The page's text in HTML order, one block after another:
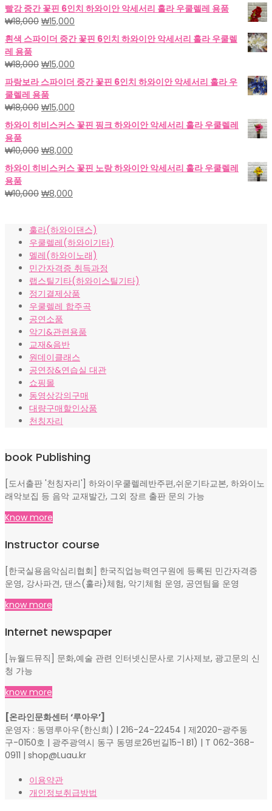
빨강 중간 꽃핀 6인치 하와이안 악세서리 훌라 우쿨렐레 용품
₩18,000 원
래
가
격:
₩18,000.
₩15,000
재
가
₩15,000.
흰색 스파이더 중간 꽃핀 6인치 하와이안 악세서리 훌라 우쿨렐
레 용품
₩18,000 원
래
가
격:
₩18,000.
₩15,000
재
가
₩15,000.
파랑보라 스파이더 중간 꽃핀 6인치 하와이안 악세서리 훌라 우
쿨렐레 용품
₩18,000 원
래
가
격:
₩18,000.
₩15,000
재
가
하와이 히비스커스 꽃핀 핑크 하와이안 악세서리 훌라 우쿨렐레
용품
₩10,000 원
래
가
격:
₩10,000.
₩8,000
재
가
₩8,000.
하와이 히비스커스 꽃핀 노랑 하와이안 악세서리 훌라 우쿨렐레
용품
₩10,000 원
격:
₩10,000.
₩8,000
격:
₩8,000.
훌라(하와이댄스)
우쿨렐레(하와이기타)
멜레(하와이노래)
민간자격증 취득과정
랩스틸기타(하와이스틸기타)
정기결제상품
우쿨렐레 합주곡
공연소품
악기&관련용품
교재&음반
원데이클래스
공연장&연습실 대관
쇼핑몰
동영상강의구매
대량구매할인상품
천칭자리
book Publishing
[도서출판 '천칭자리'] 하와이우쿨렐레반주편,쉬운기타교본, 하와이노
래악보집 등 음악 교재발간, 그외 장르 출판 문의 가능
Know more
Instructor course
[한국실용음악심리협회] 한국직업능력연구원에 등록된 민간자격증
운영, 강사파견, 댄스(훌라)체험, 악기체험 운영, 공연팀을 운영
know more
Internet newspaper
[뉴월드뮤직] 문화,예술 관련 인터넷신문사로 기사제보, 광고문의 신
청 가능
know more
[온라인문화센터 ‘루아우’]
운영자 : 동명루아우(한신희) | 216-24-22454 | 제2020-광주동
구-0150호 | 광주광역시 동구 동명로26번길15-1 B1) | T 062-368-
0911 | shop@Luau.kr
이용약관
개인정보취급방법